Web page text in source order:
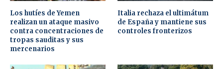
Los hutíes de Yemen
realizan un ataque masivo
contra concentraciones de
tropas sauditas y sus
mercenarios
Italia rechaza el ultimátum
de España y mantiene sus
controles fronterizos